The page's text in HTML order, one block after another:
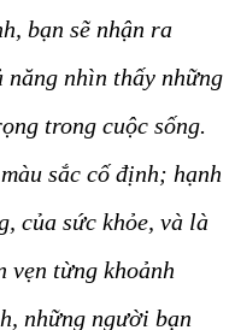
bạn sẽ nhận ra
nhìn thấy những
trong cuộc sống.
sắc cố định; hạnh
của sức khỏe, và là
vẹn từng khoảnh
những người bạn